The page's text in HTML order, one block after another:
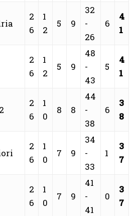
2
6
1
2
5 9
32
-
26
6
4
1
2
6
1
2
5 9
48
-
43
5
4
1
2
6
1
0
8 8
44
-
38
6
3
8
2
6
1
0
7 9
34
-
33
1
3
7
2
6
1
0
7 9
41
-
41
0
3
7